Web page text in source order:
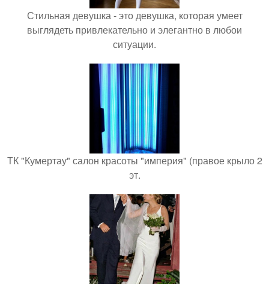
Стильная девушка - это девушка, которая умеет
выглядеть привлекательно и элегантно в любои
ситуации.
ТК "Кумертау" салон красоты "империя" (правое крыло 2
эт.